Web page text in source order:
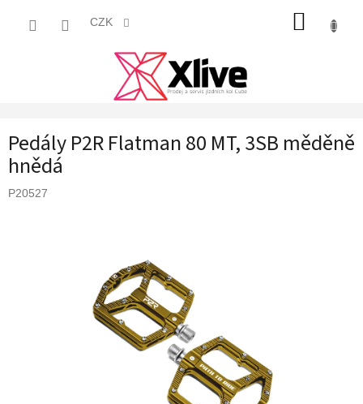
CZK
Pedály P2R Flatman 80 MT, 3SB měděně
hnědá
P20527